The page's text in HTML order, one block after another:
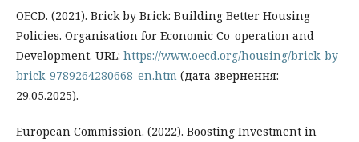
OECD. (2021). Brick by Brick: Building Better Housing
Policies. Organisation for Economic Co-operation and
Development. URL: https://www.oecd.org/housing/brick-by-
brick-9789264280668-en.htm (дата звернення:
29.05.2025).
European Commission. (2022). Boosting Investment in